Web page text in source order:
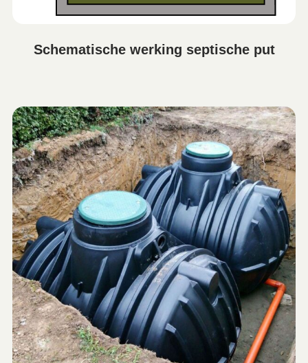
Schematische werking septische put